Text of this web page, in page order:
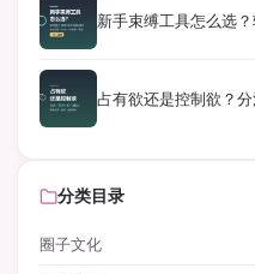
新手束缚工具怎么选
占有欲还是控制欲？
分类目录
圈子文化